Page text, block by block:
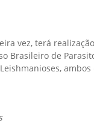
vez, terá
Brasileiro de
ambos